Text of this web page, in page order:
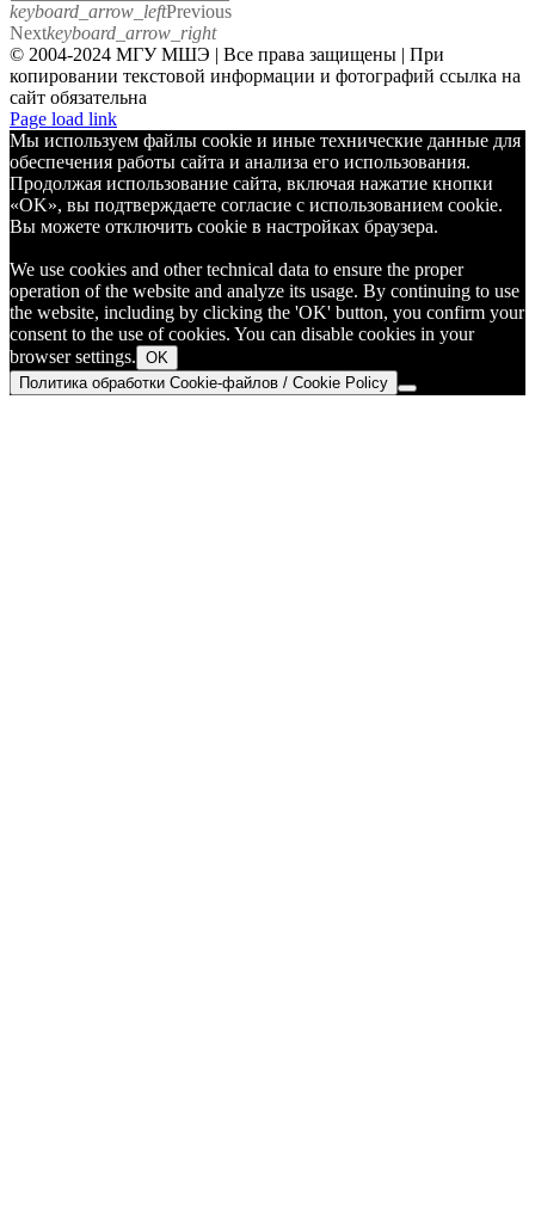
keyboard_arrow_leftPrevious
Nextkeyboard_arrow_right
© 2004-2024 МГУ МШЭ | Все права защищены | При
копировании текстовой информации и фотографий ссылка на
сайт обязательна
Telegram
Page load link
Мы используем файлы cookie и иные технические данные для
обеспечения работы сайта и анализа его использования.
Продолжая использование сайта, включая нажатие кнопки
«OK», вы подтверждаете согласие с использованием cookie.
Вы можете отключить cookie в настройках браузера.
We use cookies and other technical data to ensure the proper
operation of the website and analyze its usage. By continuing to use
the website, including by clicking the 'OK' button, you confirm your
consent to the use of cookies. You can disable cookies in your
browser settings. OK
Политика обработки Cookie-файлов / Cookie Policy